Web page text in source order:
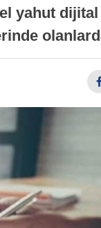
yahut